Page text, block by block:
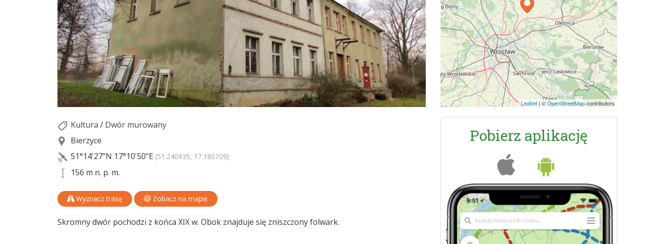
Kultura / Dwór murowany
Bierzyce
51°14'27"N 17°10'50"E (51.240935, 17.180709)
156 m n. p. m.
Wyznacz trasę Zobacz na mapie
Skromny dwór pochodzi z końca XIX w. Obok znajduje się zniszczony folwark.
Leaflet | ©OpenStreetMapcontributors
Pobierz aplikację